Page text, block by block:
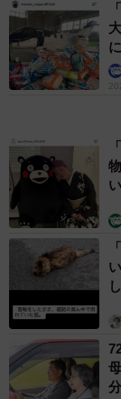
リサイクル振り袖
りやすいように公式
トより）
法人 海の子学
した。
経過を知らせる
袖を諦めていた
ゃ有難い話」「
っ！」など称賛
「思い立ったら
で、特に費用が
す。こんなこと